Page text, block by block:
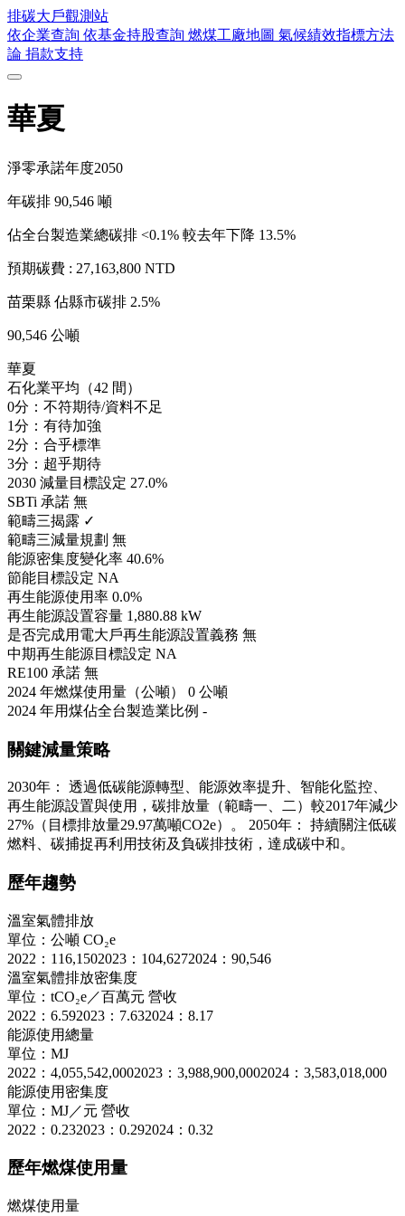
排碳大戶觀測站
依企業查詢 依基金持股查詢 燃煤工廠地圖 氣候績效指標方法
論 捐款支持
華夏
淨零承諾年度2050
年碳排 90,546 噸
佔全台製造業總碳排 <0.1% 較去年下降 13.5%
預期碳費 : 27,163,800 NTD
苗栗縣 佔縣市碳排 2.5%
90,546 公噸
華夏
石化業平均（42 間）
0分：不符期待/資料不足
1分：有待加強
2分：合乎標準
3分：超乎期待
2030 減量目標設定 27.0%
SBTi 承諾 無
範疇三揭露 ✓
範疇三減量規劃 無
能源密集度變化率 40.6%
節能目標設定 NA
再生能源使用率 0.0%
再生能源設置容量 1,880.88 kW
是否完成用電大戶再生能源設置義務 無
中期再生能源目標設定 NA
RE100 承諾 無
2024 年燃煤使用量（公噸） 0 公噸
2024 年用煤佔全台製造業比例 -
關鍵減量策略
2030年： 透過低碳能源轉型、能源效率提升、智能化監控、
再生能源設置與使用，碳排放量（範疇一、二）較2017年減少
27%（目標排放量29.97萬噸CO2e）。 2050年： 持續關注低碳
燃料、碳捕捉再利用技術及負碳排技術，達成碳中和。
歷年趨勢
溫室氣體排放
單位：公噸 CO₂e
2022：116,1502023：104,6272024：90,546
溫室氣體排放密集度
單位：tCO₂e／百萬元 營收
2022：6.592023：7.632024：8.17
能源使用總量
單位：MJ
2022：4,055,542,0002023：3,988,900,0002024：3,583,018,000
能源使用密集度
單位：MJ／元 營收
2022：0.232023：0.292024：0.32
歷年燃煤使用量
燃煤使用量